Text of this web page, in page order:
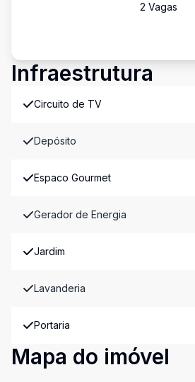
2 Vagas
Infraestrutura
Circuito de TV
Depósito
Espaco Gourmet
Gerador de Energia
Jardim
Lavanderia
Portaria
Mapa do imóvel